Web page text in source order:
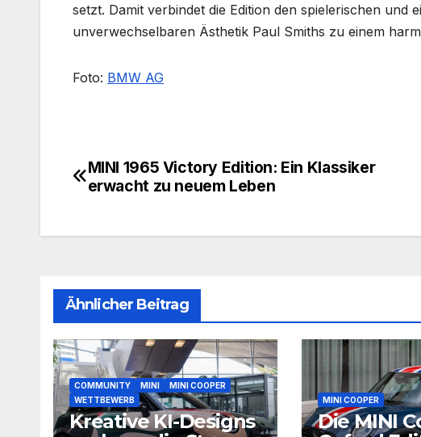
setzt. Damit verbindet die Edition den spielerischen und
unverwechselbaren Ästhetik Paul Smiths zu einem
Foto: BMW AG
Beitragsnavigation
MINI 1965 Victory Edition: Ein Klassiker
erwacht zu neuem Leben
Ähnlicher Beitrag
COMMUNITY MINI
MINI COOPER
WETTBEWERB
Kreative KI-Designs
MINI COOPER
Die MINI